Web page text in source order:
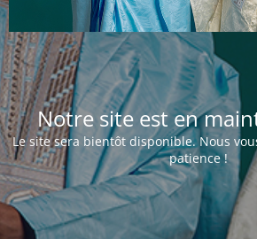
Notre site est en
Le site sera bientôt disponible. Nous
patience !